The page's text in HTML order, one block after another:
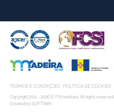
TERMOS E CONDIÇÕES POLÍTICA DE COOKIES
Copyright 2021 - 2026 © FN hotelaria. All rights reserved.
Created bySOFTWAY